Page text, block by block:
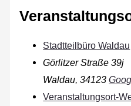
Stadtteilbüro Waldau
Görlitzer Straße 39j
Waldau, 34123
Veranstaltungsort-